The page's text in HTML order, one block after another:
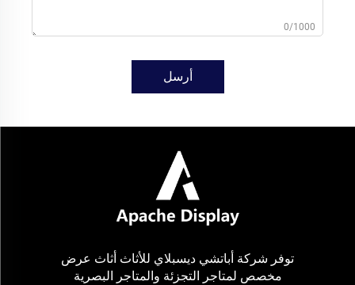
0/1000
أرسل
توفر شركة أباتشي ديسبلاي للأثاث أثاث عرض
مخصص لمتاجر التجزئة والمتاجر البصرية